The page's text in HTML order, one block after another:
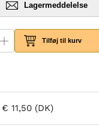
Lagermeddelelse
Tilføj til kurv
€ 11,50 (DK)